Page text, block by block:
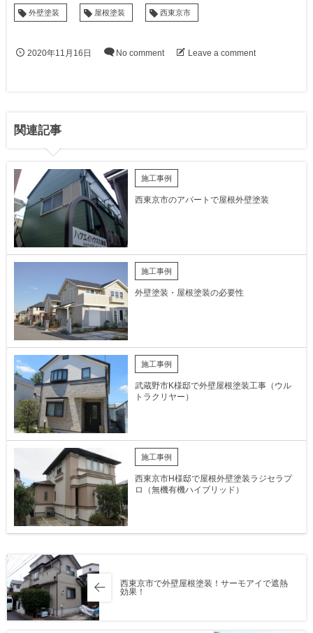
外壁塗装 屋根塗装 西東京市
2020年11月16日 No comment Leave a comment
関連記事
施工事例
西東京市のアパートで屋根外壁塗装
施工事例
外壁塗装・屋根塗装の必要性
施工事例
武蔵野市K様邸で外壁屋根塗装工事（ウル
トラクリヤー）
施工事例
西東京市H様邸で屋根外壁塗装ラジセラプ
ロ（無機有機ハイブリッド）
西東京市で外壁屋根塗装！サーモアイで遮熱
効果！